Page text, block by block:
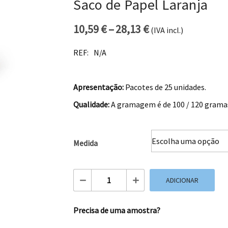
Saco de Papel Laranja
10,59€–28,13 €
Price range:
(IVA incl.)
REF: N/A
Apresentação: Pacotes de 25 unidades.
Qualidade:A gramagem é de 100 / 120
Medida
Quantidade de Saco de Papel Laranja
ADICIONAR
Precisa de uma amostra?